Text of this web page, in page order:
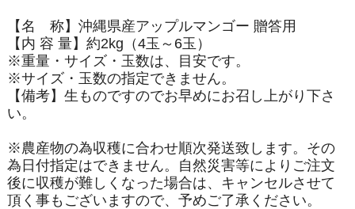
【名 称】沖縄県産アップルマンゴー 贈答用
【内 容 量】約2kg（4玉～6玉）
※重量・サイズ・玉数は、目安です。
※サイズ・玉数の指定できません。
【備考】生ものですのでお早めにお召し上がり下さ
い。
※農産物の為収穫に合わせ順次発送致します。その
為日付指定はできません。自然災害等によりご注文
後に収穫が難しくなった場合は、キャンセルさせて
頂く事もございますので、予めご了承ください。